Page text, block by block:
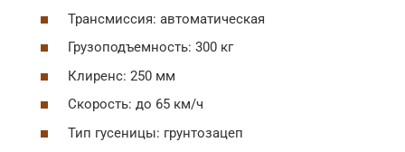
Трансмиссия: автоматическая
Грузоподъемность: 300 кг
Клиренс: 250 мм
Скорость: до 65 км/ч
Тип гусеницы: грунтозацеп